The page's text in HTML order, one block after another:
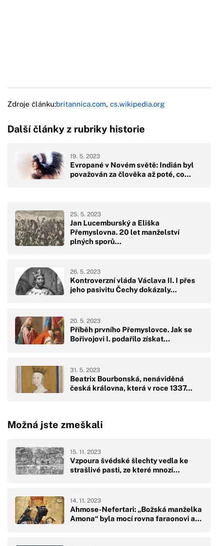
Zdroje článku:britannica.com, cs.wikipedia.org
Další články z rubriky historie
Evropané v Novém světě: Indián byl
považován za člověka až poté, co…
19. 5. 2023
Jan Lucemburský a Eliška
Přemyslovna. 20 let manželství
plných sporů…
25. 5. 2023
Kontroverzní vláda Václava II. I přes
jeho pasivitu Čechy dokázaly…
26. 5. 2023
Příběh prvního Přemyslovce. Jak se
Bořivojovi I. podařilo získat…
20. 5. 2023
Beatrix Bourbonská, nenáviděná
česká královna, která v roce 1337…
31. 5. 2023
Možná jste zmeškali
Vzpoura švédské šlechty vedla ke
strašlivé pasti, ze které mnozí…
15. 11. 2023
Ahmose-Nefertari: „Božská manželka
Amona“ byla mocí rovna faraonovi a…
14. 11. 2023